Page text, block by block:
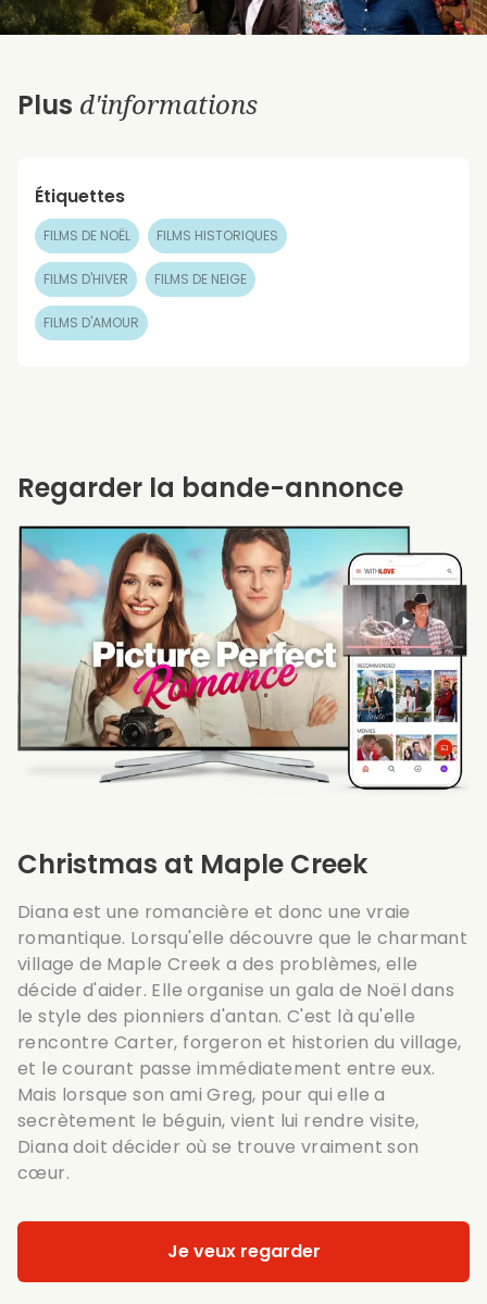
Plus d'informations
Étiquettes
FILMS DE NOËL FILMS HISTORIQUES
FILMS D'HIVER FILMS DE NEIGE
FILMS D'AMOUR
Christmas at Maple Creek
Diana est une romancière et donc une vraie
romantique. Lorsqu'elle découvre que le charmant
village de Maple Creek a des problèmes, elle
décide d'aider. Elle organise un gala de Noël dans
le style des pionniers d'antan. C'est là qu'elle
rencontre Carter, forgeron et historien du village,
et le courant passe immédiatement entre eux.
Mais lorsque son ami Greg, pour qui elle a
secrètement le béguin, vient lui rendre visite,
Diana doit décider où se trouve vraiment son
cœur.
Je veux regarder
Regarder la bande-annonce